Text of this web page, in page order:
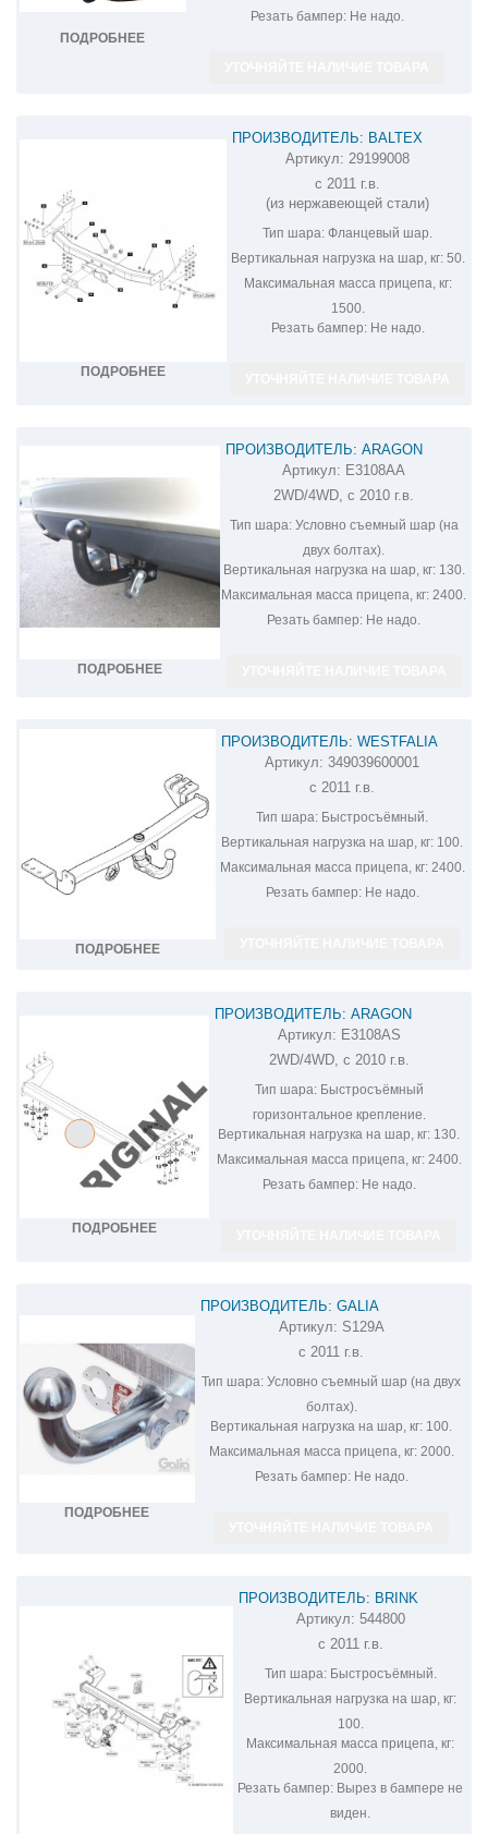
ПОДРОБНЕЕ
Резать бампер:Не надо.
ПОДРОБНЕЕ
ПРОИЗВОДИТЕЛЬ: BALTEX
ФАРКОП НА SSANG YONG ACTYON
29199008
Артикул: 29199008
с 2011 г.в.
(из нержавеющей стали)
Тип шара: Фланцевый шар.
Вертикальная нагрузка на шар, кг:50.
Максимальная масса прицепа, кг:
1500.
Резать бампер:Не надо.
ПОДРОБНЕЕ
ПРОИЗВОДИТЕЛЬ: ARAGON
ФАРКОП НА SSANG YONG ACTYON
E3108AA
Артикул: E3108AA
2WD/4WD, с 2010 г.в.
Тип шара:Условно съемный шар (на
двух болтах).
Вертикальная нагрузка на шар, кг:130.
Максимальная масса прицепа, кг: 2400.
Резать бампер: Не надо.
ПОДРОБНЕЕ
ПРОИЗВОДИТЕЛЬ: WESTFALIA
ФАРКОП НА SSANG YONG ACTYON
349039600001
Артикул: 349039600001
с 2011 г.в.
Тип шара: Быстросъёмный.
Вертикальная нагрузка на шар, кг: 100.
Максимальная масса прицепа, кг:2400.
Резать бампер:Не надо.
ПОДРОБНЕЕ
ПРОИЗВОДИТЕЛЬ: ARAGON
ФАРКОП НА SSANG YONG ACTYON
E3108AS
Артикул: E3108AS
2WD/4WD, с 2010 г.в.
Тип шара:Быстросъёмный
горизонтальное крепление.
Вертикальная нагрузка на шар, кг: 130.
Максимальная масса прицепа, кг:2400.
Резать бампер:Не надо.
ПОДРОБНЕЕ
ПРОИЗВОДИТЕЛЬ: GALIA
ОЦИНКОВАННЫЙ ФАРКОП НА SSANG
YONG ACTYON S129A
Артикул: S129A
с 2011 г.в.
Тип шара: Условно съемный шар (на двух
болтах).
Вертикальная нагрузка на шар, кг: 100.
Максимальная масса прицепа, кг:2000.
Резать бампер:Не надо.
ПРОИЗВОДИТЕЛЬ: BRINK
ФАРКОП НА SSANG YONG ACTYON
544800
Артикул: 544800
с 2011 г.в.
Тип шара:Быстросъёмный.
Вертикальная нагрузка на шар, кг:
100.
Максимальная масса прицепа, кг:
2000.
Резать бампер: Вырез в бампере не
виден.